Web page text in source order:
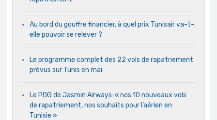
Au bord du gouffre financier, à quel prix Tunisair va-t-
elle pouvoir se relever ?
Le programme complet des 22 vols de rapatriement
prévus sur Tunis en mai
Le PDG de Jasmin Airways: « nos 10 nouveaux vols
de rapatriement, nos souhaits pour l’aérien en
Tunisie »